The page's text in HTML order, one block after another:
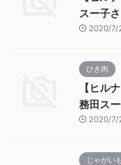
スー子
2020/7/
ひき肉
【ヒル
務田ス
2020/7/
じゃがいも